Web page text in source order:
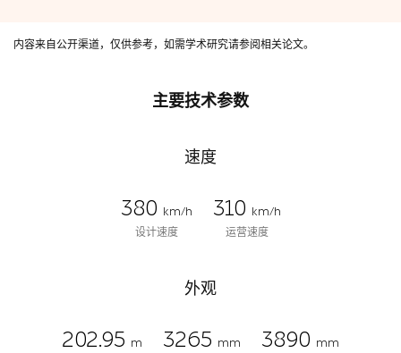
内容来自公开渠道，仅供参考，如需学术研究请参阅相关论文。
主要技术参数
速度
380
km/h
设计速度
310
km/h
运营速度
外观
202.95 m
3265 mm
3890 mm